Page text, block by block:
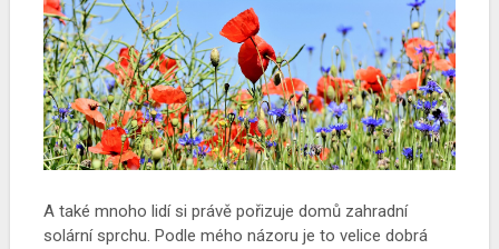
A také mnoho lidí si právě pořizuje domů zahradní
solární sprchu. Podle mého názoru je to velice dobrá